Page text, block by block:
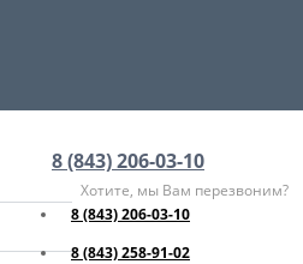
8 (843) 206-03-10
Хотите, мы Вам перезвоним?
8 (843) 206-03-10
8 (843) 258-91-02